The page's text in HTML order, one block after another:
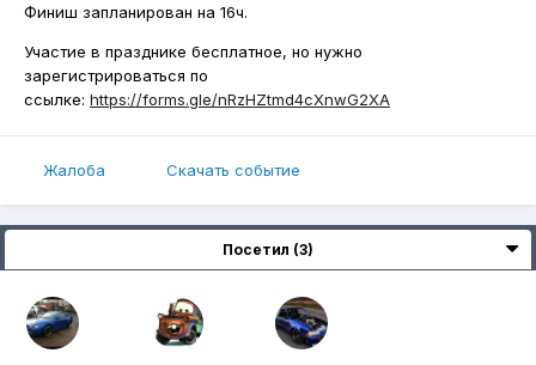
Финиш запланирован на 16ч.
Участие в празднике бесплатное, но нужно
зарегистрироваться по
ссылке: https://forms.gle/nRzHZtmd4cXnwG2XA
Жалоба Скачать событие
Посетил (3)